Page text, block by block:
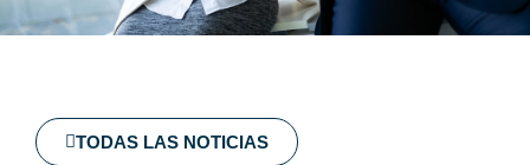
TODAS LAS NOTICIAS